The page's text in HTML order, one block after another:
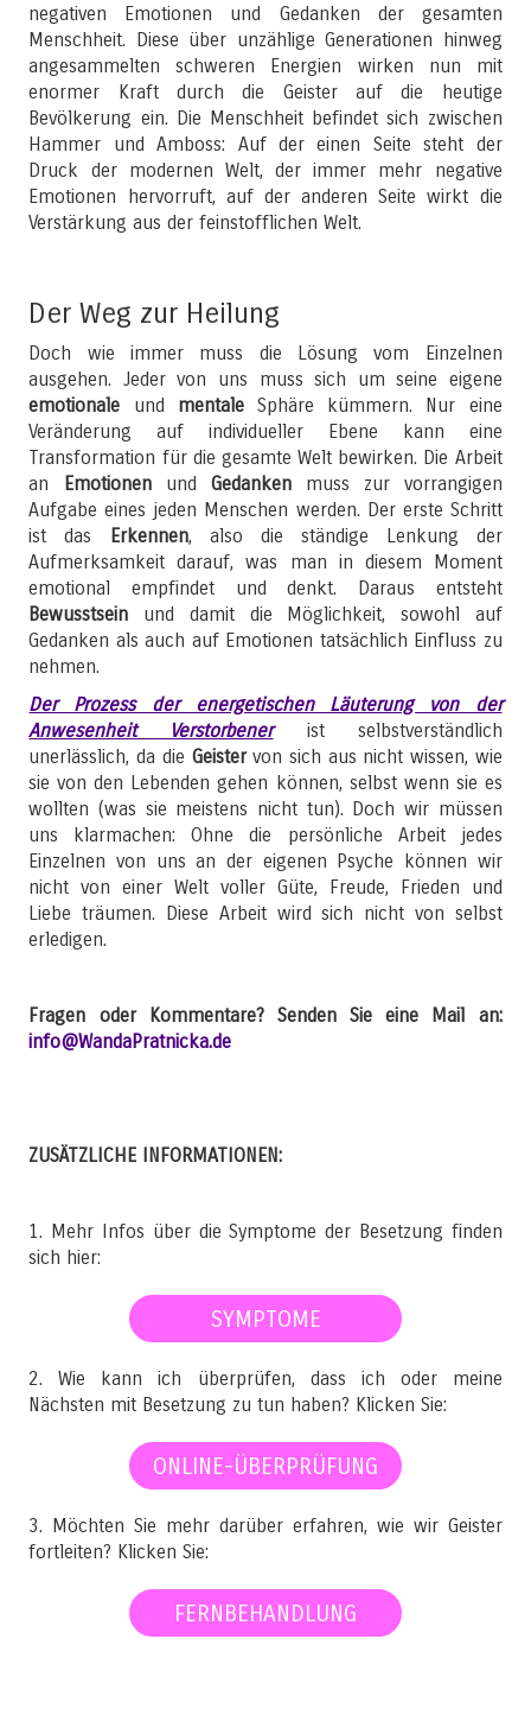
negativen Emotionen und Gedanken der gesamten
Menschheit. Diese über unzählige Generationen hinweg
angesammelten schweren Energien wirken nun mit
enormer Kraft durch die Geister auf die heutige
Bevölkerung ein. Die Menschheit befindet sich zwischen
Hammer und Amboss: Auf der einen Seite steht der
Druck der modernen Welt, der immer mehr negative
Emotionen hervorruft, auf der anderen Seite wirkt die
Verstärkung aus der feinstofflichen Welt.
Der Weg zur Heilung
Doch wie immer muss die Lösung vom Einzelnen
ausgehen. Jeder von uns muss sich um seine eigene
emotionale und mentaleSphäre kümmern. Nur eine
Veränderung auf individueller Ebene kann eine
Transformation für die gesamte Welt bewirken. Die Arbeit
an
Emotionenund Gedankenmuss zur vorrangigen
Aufgabe eines jeden Menschen werden. Der erste Schritt
ist das
Erkennen, also die ständige Lenkung der
Aufmerksamkeit darauf, was man in diesem Moment
emotional empfindet und denkt. Daraus entsteht
Bewusstsein und damit die Möglichkeit, sowohl auf
Gedanken als auch auf Emotionen tatsächlich Einfluss zu
nehmen.
Der Prozess der energetischen Läuterung von der
Anwesenheit Verstorbenerist selbstverständlich
unerlässlich, da die Geistervon sich aus nicht wissen, wie
sie von den Lebenden gehen können, selbst wenn sie es
wollten (was sie meistens nicht tun). Doch wir müssen
uns klarmachen: Ohne die persönliche Arbeit jedes
Einzelnen von uns an der eigenen Psyche können wir
nicht von einer Welt voller Güte, Freude, Frieden und
Liebe träumen. Diese Arbeit wird sich nicht von selbst
erledigen.
Fragen oder Kommentare? Senden Sie eine Mail an:
info@WandaPratnicka.de
ZUSÄTZLICHE INFORMATIONEN:
1. Mehr Infos über die Symptome der Besetzung finden
sich hier:
SYMPTOME
2. Wie kann ich überprüfen, dass ich oder meine
Nächsten mit Besetzung zu tun haben? Klicken Sie:
ONLINE-ÜBERPRÜFUNG
3. Möchten Sie mehr darüber erfahren, wie wir Geister
fortleiten? Klicken Sie:
FERNBEHANDLUNG